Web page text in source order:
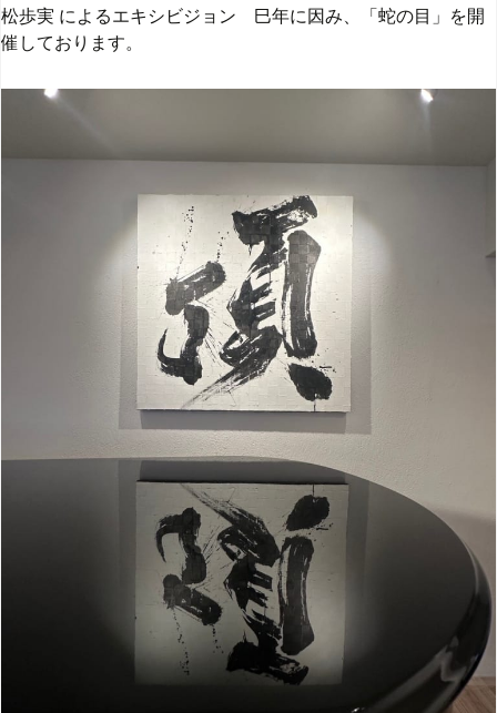
松歩実 によるエキシビジョン 巳年に因み、「蛇の目」を開
催しております。